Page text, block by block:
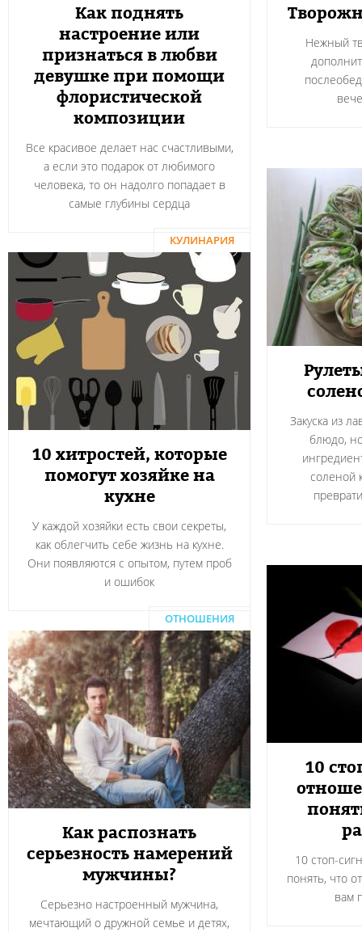
Как поднять
настроение или
признаться в любви
девушке при помощи
флористической
композиции
Все красивое делает нас счастливыми,
а если это подарок от любимого
человека, то он надолго попадает в
самые глубины сердца
Нежный
Закуска из
блюдо,
соленой
КУЛИНАРИЯ
10 хитростей, которые
помогут хозяйке на
кухне
У каждой хозяйки есть свои секреты,
как облегчить себе жизнь на кухне.
Они появляются с опытом, путем проб
и ошибок
10
10 стоп-
понять, что
вам
ОТНОШЕНИЯ
Как распознать
серьезность намерений
мужчины?
Серьезно настроенный мужчина,
мечтающий о дружной семье и детях,